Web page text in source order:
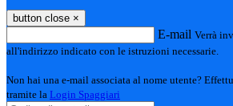
button close ×
E-mail Verrà
all'indirizzo indicato con le istruzioni necessarie.
Non hai una e-mail associata al nome utente?
tramite la Login Spaggiari